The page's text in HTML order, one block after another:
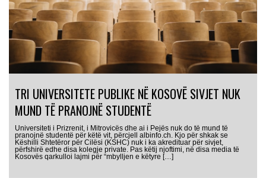
TRI UNIVERSITETE PUBLIKE NË KOSOVË SIVJET NUK
MUND TË PRANOJNË STUDENTË
Universiteti i Prizrenit, i Mitrovicës dhe ai i Pejës nuk do të mund të
pranojnë studentë për këtë vit, përcjell albinfo.ch. Kjo për shkak se
Këshilli Shtetëror për Cilësi (KSHC) nuk i ka akredituar për sivjet,
përfshirë edhe disa kolegje private. Pas këtij njoftimi, në disa media të
Kosovës qarkulloi lajmi për “mbylljen e këtyre […]